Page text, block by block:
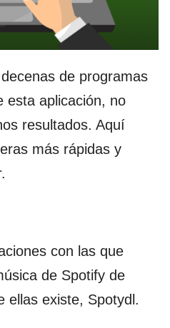
de programas
esta aplicación, no
resultados. Aquí
más rápidas y
con las que
de Spotify de
ellas existe, Spotydl.